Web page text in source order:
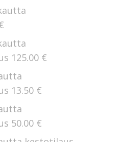
125.00 €
13.50 €
50.00 €